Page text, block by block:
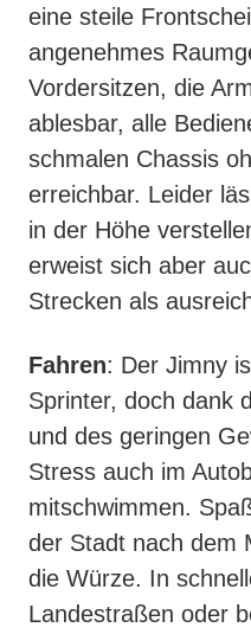
eine steile
angenehmes
Vordersitzen, die
ablesbar, alle
schmalen Chassis
erreichbar. Leider
in der Höhe
erweist sich aber
Strecken als
Fahren: Der Jimny
Sprinter, doch dank
und des geringen
Stress auch im
mitschwimmen.
der Stadt nach dem
die Würze. In
Landestraßen oder